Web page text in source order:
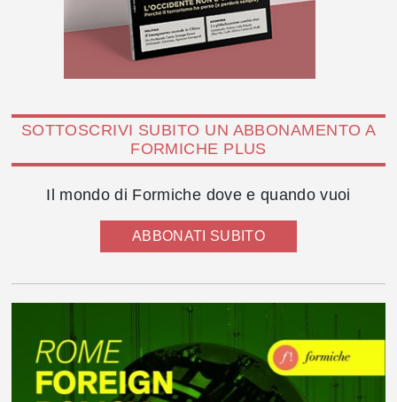
SOTTOSCRIVI SUBITO UN ABBONAMENTO A
FORMICHE PLUS
Il mondo di Formiche dove e quando vuoi
ABBONATI SUBITO